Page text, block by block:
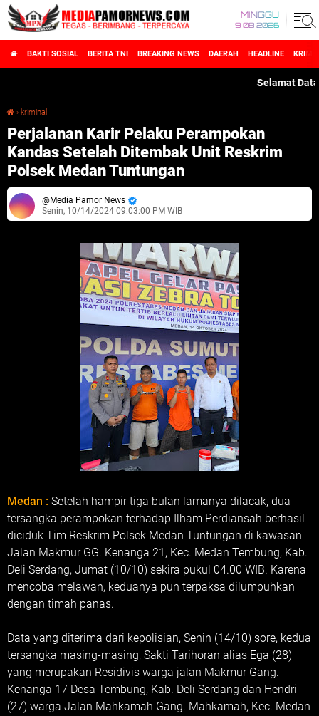
MINGGU
9 08 2026
BAKTI SOSIAL BERITA TNI BREAKING NEWS DAERAH HEADLINE
Selamat Datang
› kriminal
Perjalanan Karir Pelaku Perampokan
Kandas Setelah Ditembak Unit Reskrim
Polsek Medan Tuntungan
Media Pamor News
Senin, 10/14/2024 09:03:00 PM WIB
Medan : Setelah hampir tiga bulan lamanya dilacak, dua
tersangka perampokan terhadap Ilham Perdiansah berhasil
diciduk Tim Reskrim Polsek Medan Tuntungan di kawasan
Jalan Makmur GG. Kenanga 21, Kec. Medan Tembung, Kab.
Deli Serdang, Jumat (10/10) sekira pukul 04.00 WIB. Karena
mencoba melawan, keduanya pun terpaksa dilumpuhkan
dengan timah panas.
Data yang diterima dari kepolisian, Senin (14/10) sore, kedua
tersangka masing-masing, Sakti Tarihoran alias Ega (28)
yang merupakan Residivis warga jalan Makmur Gang.
Kenanga 17 Desa Tembung, Kab. Deli Serdang dan Hendri
(27) warga Jalan Mahkamah Gang. Mahkamah, Kec. Medan